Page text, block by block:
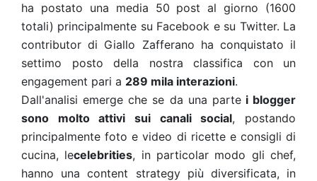
ha postato una media 50 post al giorno (1600
totali) principalmente su Facebook e su Twitter. La
contributor di Giallo Zafferano ha conquistato il
settimo posto della nostra classifica con un
engagement pari a 289 mila interazioni.
Dall'analisi emerge che se da una partei blogger
sono molto attivi sui canali social, postando
principalmente foto e video di ricette e consigli di
cucina, lecelebrities, in particolar modo gli chef,
hanno una content strategy più diversificata, in